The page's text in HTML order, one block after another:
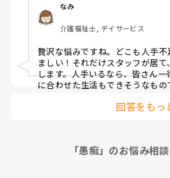
不満なのは16時までの勤務の職
は2人です。17時夕食が提供され
早く食べてもらって18時までに
なみ
介護福祉士, デイサービス
贅沢な悩みですね。どこも人手
ましい！それだけスタッフが居
します。人手いるなら、皆さん
に合わせた生活もできそうなも
トを開催したり、工作レクをし
回答をもっ
「愚痴」のお悩み相